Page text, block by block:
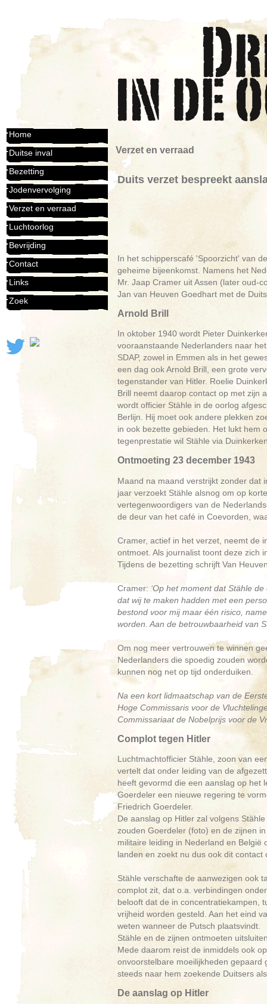
Home
Duitse inval
Bezetting
Jodenvervolging
Verzet en verraad
Luchtoorlog
Bevrijding
Contact
Links
Zoek
Verzet en verraad
Duits verzet bespreekt
In het schipperscafé 'Spoorzicht' van
geheime bijeenkomst. Namens het
Mr. Jaap Cramer uit Assen (later oud-
Jan van Heuven Goedhart met de
Arnold Brill
In oktober 1940 wordt Pieter
vooraanstaande Nederlanders naar
SDAP, zowel in Emmen als in het
een dag ook Arnold Brill, een grote
tegenstander van Hitler. Roelie
Brill neemt daarop contact op met zijn
wordt officier Stähle in de oorlog
Berlijn. Hij moet ook andere plekken
in ook bezette gebieden. Het lukt hem
tegenprestatie wil Stähle via
Ontmoeting 23 december 1943
Maand na maand verstrijkt zonder dat
jaar verzoekt Stähle alsnog om op
vertegenwoordigers van de
de deur van het café in Coevorden,
Cramer, actief in het verzet, neemt de
ontmoet. Als journalist toont deze zich
Tijdens de bezetting schrijft Van
Cramer:‘Op het moment dat Stähle
dat wij te maken hadden met een
bestond voor mij maar één risico,
worden. Aan de betrouwbaarheid van
Om nog meer vertrouwen te winnen
Nederlanders die spoedig zouden
kunnen nog net op tijd onderduiken.
Na een kort lidmaatschap van de
Hoge Commissaris voor de
Commissariaat de Nobelprijs voor de
Complot tegen Hitler
Luchtmachtofficier Stähle, zoon van
vertelt dat onder leiding van de
heeft gevormd die een aanslag op het
Goerdeler een nieuwe regering te
Friedrich Goerdeler.
De aanslag op Hitler zal volgens
zouden Goerdeler (foto) en de zijnen
militaire leiding in Nederland en
landen en zoekt nu dus ook dit
Stähle verschafte de aanwezigen ook
complot zit, dat o.a. verbindingen
belooft dat de in concentratiekampen,
vrijheid worden gesteld. Aan het eind
weten wanneer de Putsch plaatsvindt.
Stähle en de zijnen ontmoeten
Mede daarom reist de inmiddels ook
onvoorstelbare moeilijkheden
steeds naar hem zoekende Duitsers
De aanslag op Hitler